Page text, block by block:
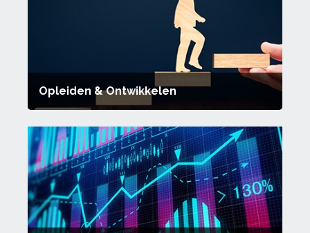
Opleiden & Ontwikkelen